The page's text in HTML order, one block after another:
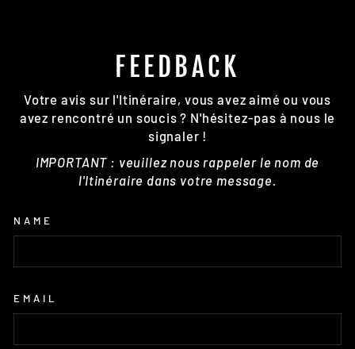
FEEDBACK
Votre avis sur l'Itinéraire, vous avez aimé ou vous
avez rencontré un soucis ? N'hésitez-pas à nous le
signaler !
IMPORTANT : veuillez nous rappeler le nom de
l'Itinéraire dans votre message.
NAME
EMAIL